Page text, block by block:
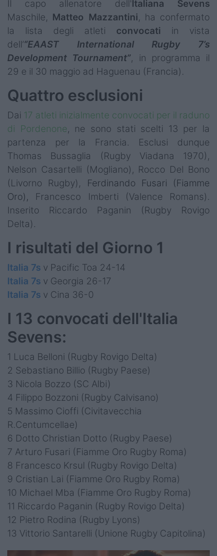
Mercato
Serie A Elite
Campionati
Serie A
Serie B
Serie C
Femminile
Giovanili
Coppa Italia
Minirugby
Eventi
Top10
Podcast
Shop
Il capo allenatore dell'Italiana Sevens
Maschile, Matteo Mazzantini, ha confermato
la lista degli atleti convocati in vista
dell’“EAAST International Rugby 7’s
Development Tournament”, in programma il
29 e il 30 maggio ad Haguenau (Francia).
Quattro esclusioni
Dai 17 atleti inizialmente convocati per il raduno
di Pordenone, ne sono stati scelti 13 per la
partenza per la Francia. Esclusi dunque
Thomas Bussaglia (Rugby Viadana 1970),
Nelson Casartelli (Mogliano), Rocco Del Bono
(Livorno Rugby),
Ferdinando Fusari (Fiamme
Oro), Francesco Imberti (Valence Romans).
Inserito Riccardo Paganin (Rugby Rovigo
Delta).
I risultati del Giorno 1
Italia 7s v Pacific Toa 24-14
Italia 7s v Georgia 26-17
Italia 7s v Cina 36-0
I 13 convocati dell'Italia
Sevens:
1 Luca Belloni (Rugby Rovigo Delta)
2 Sebastiano Billio (Rugby Paese)
3 Nicola Bozzo (SC Albi)
4 Filippo Bozzoni (Rugby Calvisano)
5 Massimo Cioffi (Civitavecchia
R.Centumcellae)
6 Dotto Christian Dotto (Rugby Paese)
7 Arturo Fusari (Fiamme Oro Rugby Roma)
8 Francesco Krsul (Rugby Rovigo Delta)
9 Cristian Lai (Fiamme Oro Rugby Roma)
10 Michael Mba (Fiamme Oro Rugby Roma)
11 Riccardo Paganin (Rugby Rovigo Delta)
12 Pietro Rodina (Rugby Lyons)
13 Vittorio Santarelli (Unione Rugby Capitolina)